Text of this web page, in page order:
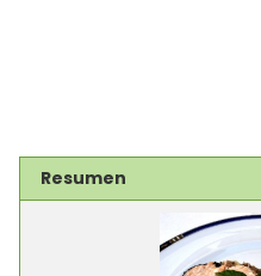
Resumen